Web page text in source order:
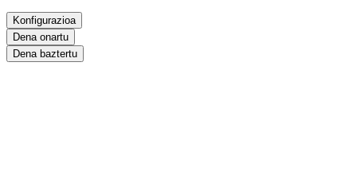
Konfigurazioa
Dena onartu
Dena baztertu